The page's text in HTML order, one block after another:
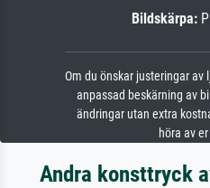
Bildskärpa:
Om du önskar justeringar av
anpassad beskärning av
ändringar utan extra
höra av
Andra konsttryck